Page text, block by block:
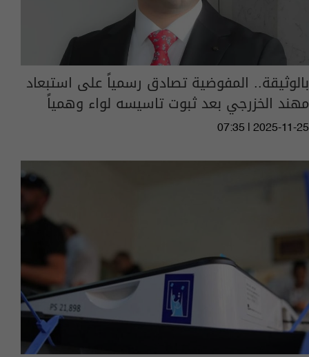
بالوثيقة.. المفوضية تصادق رسمياً على استبعاد
مهند الخزرجي بعد ثبوت تاسيسه لواء وهمياً
07:35 | 2025-11-25